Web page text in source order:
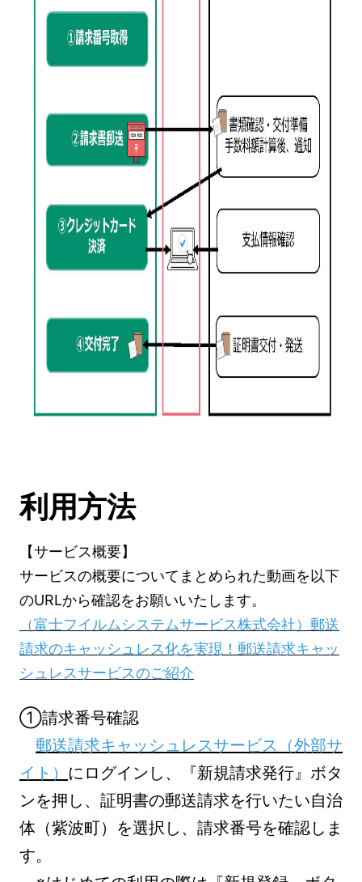
利用方法
【サービス概要】
サービスの概要についてまとめられた動画を以下
のURLから確認をお願いいたします。
（富士フイルムシステムサービス株式会社）郵送
請求のキャッシュレス化を実現！郵送請求キャッ
シュレスサービスのご紹介
①請求番号確認
郵送請求キャッシュレスサービス（外部サ
イト） にログインし、『新規請求発行』ボタ
ンを押し、証明書の郵送請求を行いたい自治
体（紫波町）を選択し、請求番号を確認しま
す。